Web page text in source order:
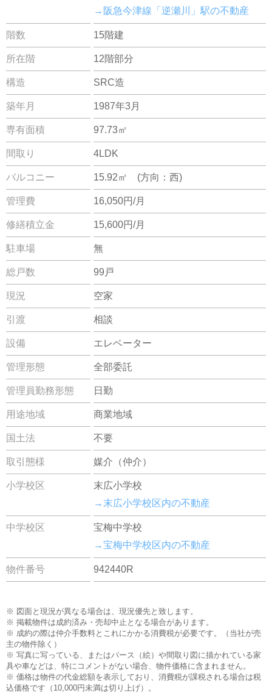
→阪急今津線「逆瀬川」駅の不動産
階数 15階建
所在階 12階部分
構造 SRC造
築年月 1987年3月
専有面積 97.73㎡
間取り 4LDK
バルコニー 15.92㎡ (方向：西)
管理費 16,050円/月
修繕積立金 15,600円/月
駐車場 無
総戸数 99戸
現況 空家
引渡 相談
設備 エレベーター
管理形態 全部委託
管理員勤務形態 日勤
用途地域 商業地域
国土法 不要
取引態様 媒介（仲介）
小学校区
末広小学校
→末広小学校区内の不動産
中学校区
宝梅中学校
→宝梅中学校区内の不動産
物件番号 942440R
※ 図面と現況が異なる場合は、現況優先と致します。
※ 掲載物件は成約済み・売却中止となる場合があります。
※ 成約の際は仲介手数料とこれにかかる消費税が必要です。（当社が売
主の物件除く）
※ 写真に写っている、またはパース（絵）や間取り図に描かれている家
具や車などは、特にコメントがない場合、物件価格に含まれません。
※ 価格は物件の代金総額を表示しており、消費税が課税される場合は税
込価格です（10,000円未満は切り上げ）。